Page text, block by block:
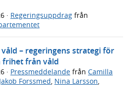
· Regeringsuppdrag från
– regeringens strategi för
frihet från våld
· Pressmeddelande från Camilla
Jakob Forssmed Nina Larsson